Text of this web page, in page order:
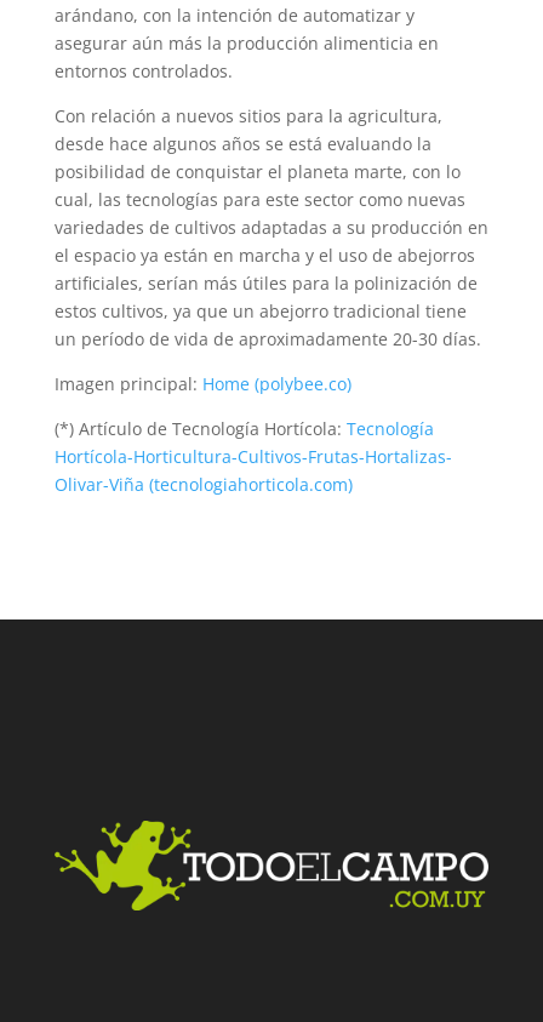
arándano, con la intención de automatizar y
asegurar aún más la producción alimenticia en
entornos controlados.
Con relación a nuevos sitios para la agricultura,
desde hace algunos años se está evaluando la
posibilidad de conquistar el planeta marte, con lo
cual, las tecnologías para este sector como nuevas
variedades de cultivos adaptadas a su producción en
el espacio ya están en marcha y el uso de abejorros
artificiales, serían más útiles para la polinización de
estos cultivos, ya que un abejorro tradicional tiene
un período de vida de aproximadamente 20-30 días.
Imagen principal: Home (polybee.co)
(*) Artículo de Tecnología Hortícola: Tecnología
Hortícola-Horticultura-Cultivos-Frutas-Hortalizas-
Olivar-Viña (tecnologiahorticola.com)